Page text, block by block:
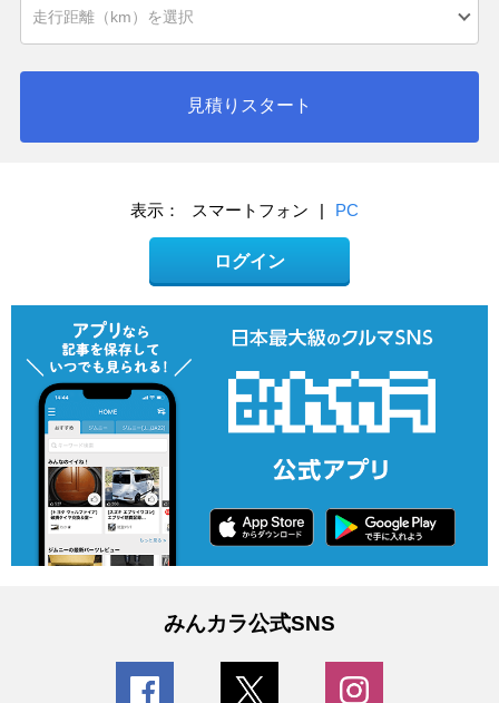
見積りスタート
表示： スマートフォン | PC
ログイン
みんカラ公式SNS